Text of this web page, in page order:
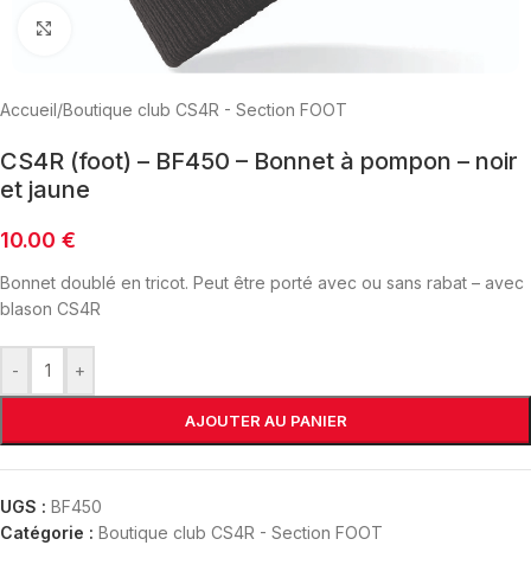
Click to enlarge
Accueil/Boutique club CS4R - Section FOOT
CS4R (foot) – BF450 – Bonnet à pompon – noir
et jaune
10.00 €
Bonnet doublé en tricot. Peut être porté avec ou sans rabat – avec
blason CS4R
- +
AJOUTER AU PANIER
UGS : BF450
Catégorie : Boutique club CS4R - Section FOOT